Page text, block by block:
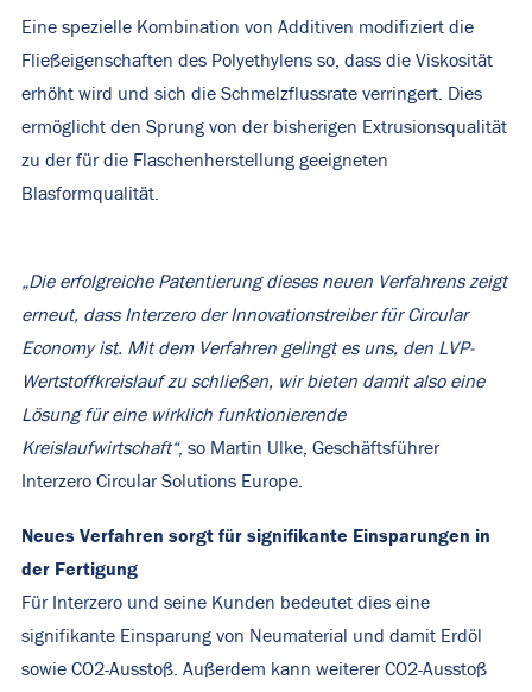
Eine spezielle Kombination von Additiven modifiziert die
Fließeigenschaften des Polyethylens so, dass die Viskosität
erhöht wird und sich die Schmelzflussrate verringert. Dies
ermöglicht den Sprung von der bisherigen Extrusionsqualität
zu der für die Flaschenherstellung geeigneten
Blasformqualität.
„Die erfolgreiche Patentierung dieses neuen Verfahrens zeigt
erneut, dass Interzero der Innovationstreiber für Circular
Economy ist. Mit dem Verfahren gelingt es uns, den LVP-
Wertstoffkreislauf zu schließen, wir bieten damit also eine
Lösung für eine wirklich funktionierende
Kreislaufwirtschaft“, so Martin Ulke, Geschäftsführer
Interzero Circular Solutions Europe.
Neues Verfahren sorgt für signifikante Einsparungen in
der Fertigung
Für Interzero und seine Kunden bedeutet dies eine
signifikante Einsparung von Neumaterial und damit Erdöl
sowie CO2-Ausstoß. Außerdem kann weiterer CO2-Ausstoß